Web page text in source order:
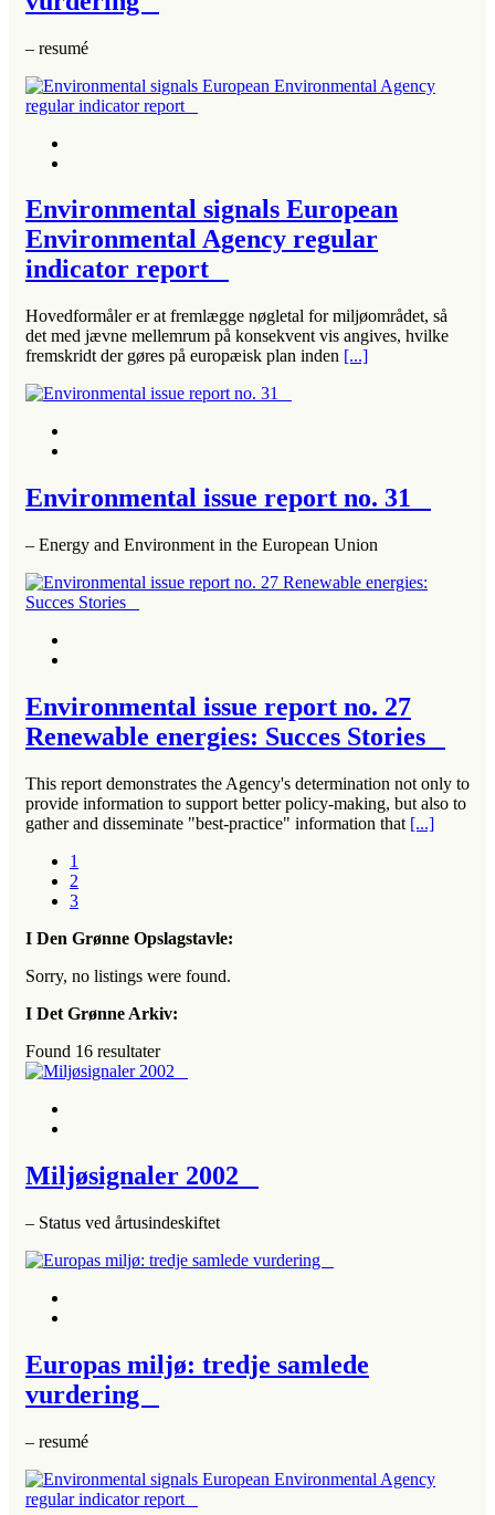
– resumé
Environmental signals European
Environmental Agency regular
indicator report
Hovedformåler er at fremlægge nøgletal for miljøområdet, så
det med jævne mellemrum på konsekvent vis angives, hvilke
fremskridt der gøres på europæisk plan inden [...]
Environmental issue report no. 31
– Energy and Environment in the European Union
Environmental issue report no. 27
Renewable energies: Succes Stories
This report demonstrates the Agency's determination not only to
provide information to support better policy-making, but also to
gather and disseminate "best-practice" information that [...]
1
2
3
I Den Grønne Opslagstavle:
Sorry, no listings were found.
I Det Grønne Arkiv:
Found 16 resultater
Miljøsignaler 2002
– Status ved årtusindeskiftet
Europas miljø: tredje samlede
vurdering
– resumé